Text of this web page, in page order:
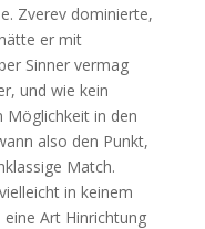
Zverev dominierte,
er mit
Sinner vermag
und wie kein
Möglichkeit in den
also den Punkt,
Match.
in keinem
Art Hinrichtung